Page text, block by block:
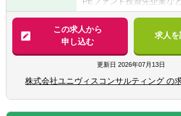
＜マネージャー職以上＞
■財務・会計系コンサルテ
の就業経験3年以上
■監査法人での就業経験3年
【歓迎要件】
■会計や財務に関するコン
たはCFO補佐として経営
企業の経営管理や事業計画
し、企業価値向上に直接関
＜経営コンサルティング業
■経営企画や経営アクショ
■財務モデル・資金繰りモ
■管理会計導入や原価管理
この求人から
申し込む
求人を
更新日 2026年07月13日
株式会社ユニヴィスコンサルティング の